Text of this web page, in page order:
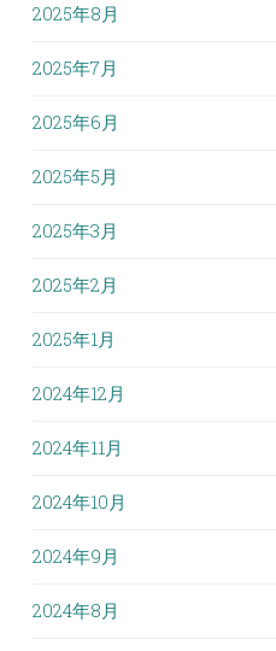
2025年8月
2025年7月
2025年6月
2025年5月
2025年3月
2025年2月
2025年1月
2024年12月
2024年11月
2024年10月
2024年9月
2024年8月